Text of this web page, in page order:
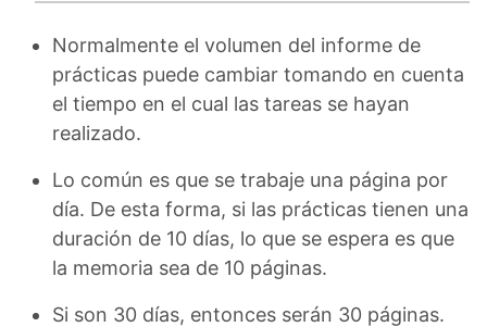
Normalmente el volumen del informe de
prácticas puede cambiar tomando en cuenta
el tiempo en el cual las tareas se hayan
realizado.
Lo común es que se trabaje una página por
día. De esta forma, si las prácticas tienen una
duración de 10 días, lo que se espera es que
la memoria sea de 10 páginas.
Si son 30 días, entonces serán 30 páginas.